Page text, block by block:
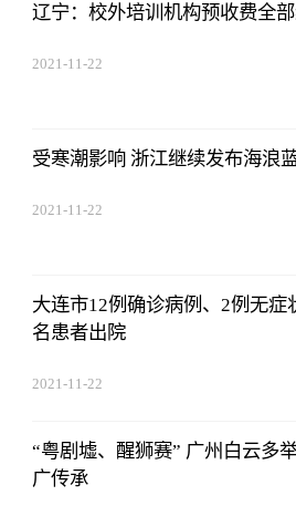
辽宁：校外培训机构预收费全
2021-11-22
受寒潮影响 浙江继续发布海浪
2021-11-22
大连市12例确诊病例、2例无症
名患者出院
2021-11-22
“粤剧墟、醒狮赛” 广州白云多
广传承